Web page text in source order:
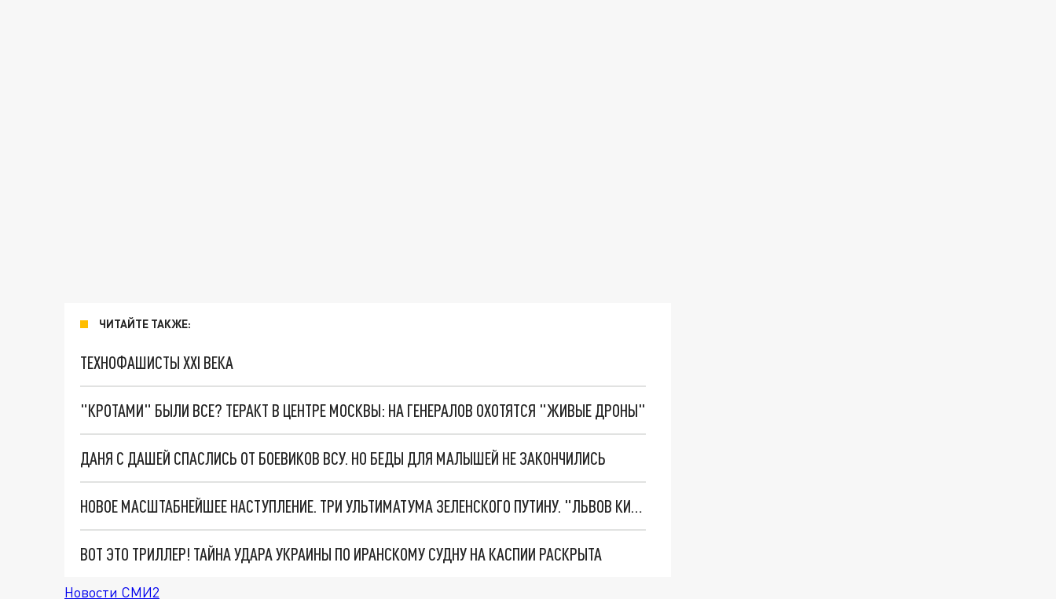
ЧИТАЙТЕ ТАКЖЕ:
ТЕХНОФАШИСТЫ XXI ВЕКА
"КРОТАМИ" БЫЛИ ВСЕ? ТЕРАКТ В ЦЕНТРЕ МОСКВЫ: НА ГЕНЕРАЛОВ ОХОТЯТСЯ "ЖИВЫЕ ДРОНЫ"
ДАНЯ С ДАШЕЙ СПАСЛИСЬ ОТ БОЕВИКОВ ВСУ. НО БЕДЫ ДЛЯ МАЛЫШЕЙ НЕ ЗАКОНЧИЛИСЬ
НОВОЕ МАСШТАБНЕЙШЕЕ НАСТУПЛЕНИЕ. ТРИ УЛЬТИМАТУМА ЗЕЛЕНСКОГО ПУТИНУ. "ЛЬВОВ КИМА" ПОСТАВЯТ НА ПВО? ГЛОБАЛЬНЫЙ ПРОРЫВ ПОД ЗАПОРОЖЬЕМ
ВОТ ЭТО ТРИЛЛЕР! ТАЙНА УДАРА УКРАИНЫ ПО ИРАНСКОМУ СУДНУ НА КАСПИИ РАСКРЫТА
Новости СМИ2